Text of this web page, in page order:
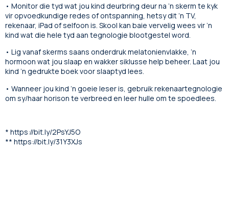
• Monitor die tyd wat jou kind deurbring deur na ’n skerm te kyk
vir opvoedkundige redes of ontspanning, hetsy dit ’n TV,
rekenaar, iPad of selfoon is. Skool kan baie vervelig wees vir ’n
kind wat die hele tyd aan tegnologie blootgestel word.
• Lig vanaf skerms saans onderdruk melatonienvlakke, ’n
hormoon wat jou slaap en wakker siklusse help beheer. Laat jou
kind ’n gedrukte boek voor slaaptyd lees.
• Wanneer jou kind ’n goeie leser is, gebruik rekenaartegnologie
om sy/haar horison te verbreed en leer hulle om te spoedlees.
* https://bit.ly/2PsYJ5O
** https://bit.ly/31Y3XJs